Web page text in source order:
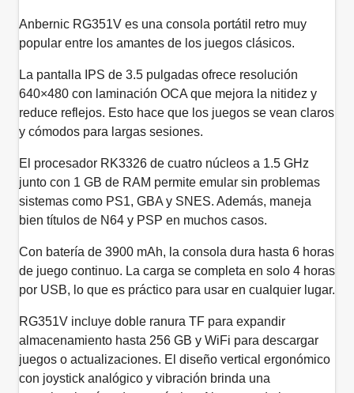
Anbernic RG351V es una consola portátil retro muy
popular entre los amantes de los juegos clásicos.
La pantalla IPS de 3.5 pulgadas ofrece resolución
640×480 con laminación OCA que mejora la nitidez y
reduce reflejos. Esto hace que los juegos se vean claros
y cómodos para largas sesiones.
El procesador RK3326 de cuatro núcleos a 1.5 GHz
junto con 1 GB de RAM permite emular sin problemas
sistemas como PS1, GBA y SNES. Además, maneja
bien títulos de N64 y PSP en muchos casos.
Con batería de 3900 mAh, la consola dura hasta 6 horas
de juego continuo. La carga se completa en solo 4 horas
por USB, lo que es práctico para usar en cualquier lugar.
RG351V incluye doble ranura TF para expandir
almacenamiento hasta 256 GB y WiFi para descargar
juegos o actualizaciones. El diseño vertical ergonómico
con joystick analógico y vibración brinda una